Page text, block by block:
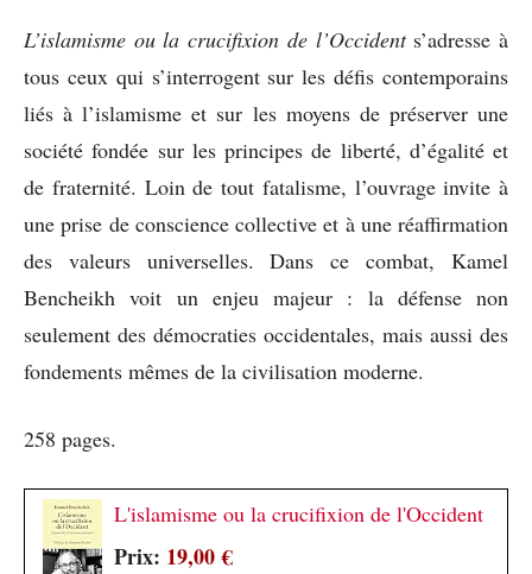
L’islamisme ou la crucifixion de l’Occidents’adresse à
tous ceux qui s’interrogent sur les défis contemporains
liés à l’islamisme et sur les moyens de préserver une
société fondée sur les principes de liberté, d’égalité et
de fraternité. Loin de tout fatalisme, l’ouvrage invite à
une prise de conscience collective et à une réaffirmation
des valeurs universelles. Dans ce combat, Kamel
Bencheikh voit un enjeu majeur : la défense non
seulement des démocraties occidentales, mais aussi des
fondements mêmes de la civilisation moderne.
258 pages.
L'islamisme ou la crucifixion de l'Occident
Prix: 19,00 €